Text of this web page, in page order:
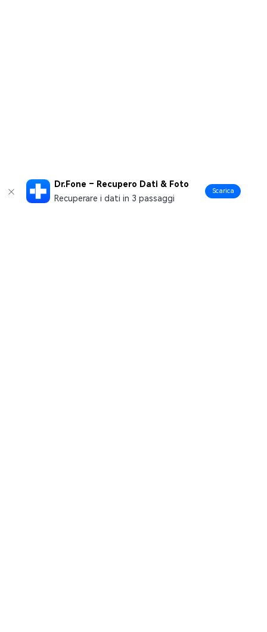
Dr.Fone – Recupero Dati & Foto
Recuperare i dati in 3 passaggi
Scarica